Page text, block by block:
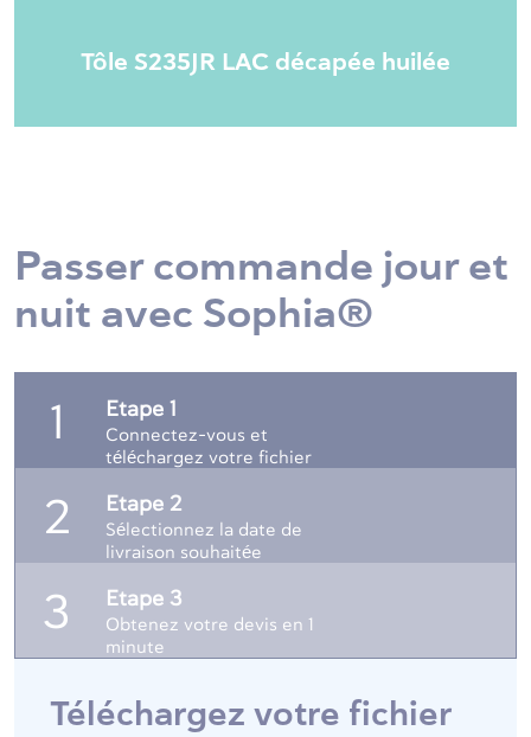
Tôle S235JR LAC décapée huilée
Passer commande jour et
nuit avec Sophia®
1 Etape 1
Connectez-vous et
téléchargez votre fichier
2 Etape 2
Sélectionnez la date de
livraison souhaitée
3 Etape 3
Obtenez votre devis en 1
minute
Téléchargez votre fichier